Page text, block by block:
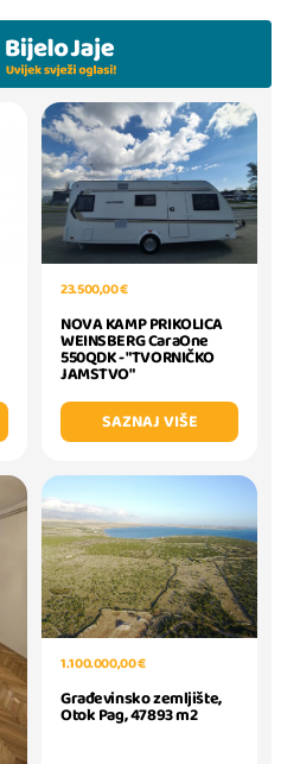
23.500,00 €
NOVA KAMP PRIKOLICA
WEINSBERG CaraOne
550QDK - "TVORNIČKO
JAMSTVO"
SAZNAJ VIŠE
1.100.000,00 €
Građevinsko zemljište,
Otok Pag, 47893 m2